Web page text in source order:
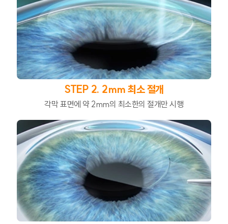
STEP 2. 2mm 최소 절개
각막 표면에 약 2mm의 최소한의 절개만 시행